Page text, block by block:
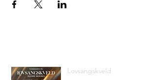
Lovsangskveld